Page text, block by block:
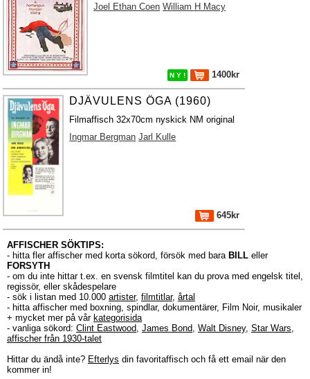
Joel Ethan Coen William H Macy
N Y ! 1400kr
DJÄVULENS ÖGA (1960)
Filmaffisch 32x70cm nyskick NM original
Ingmar Bergman Jarl Kulle
645kr
AFFISCHER SÖKTIPS:
- hitta fler affischer med korta sökord, försök med bara BILL eller
FORSYTH
- om du inte hittar t.ex. en svensk filmtitel kan du prova med engelsk titel,
regissör, eller skådespelare
- sök i listan med 10.000 artister, filmtitlar, årtal
- hitta affischer med boxning, spindlar, dokumentärer, Film Noir, musikaler
+ mycket mer på vår kategorisida
- vanliga sökord: Clint Eastwood, James Bond, Walt Disney, Star Wars,
affischer från 1930-talet
Hittar du ändå inte? Efterlys din favoritaffisch och få ett email när den
kommer in!